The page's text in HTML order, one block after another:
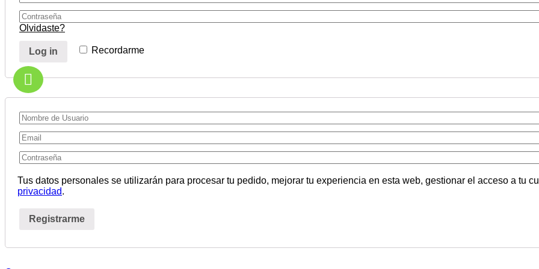
Olvidaste?
Recordarme
Log in
Tus datos personales se utilizarán para procesar tu pedido, mejorar tu experiencia en esta web, gestionar el acceso a tu
privacidad.
Registrarme